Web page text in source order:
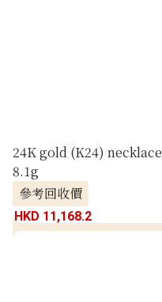
24K gold (K24) necklace
8.1g
參考回收價
HKD 11,168.2